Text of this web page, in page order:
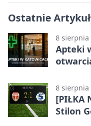
Ostatnie
8 sierpnia
Apteki
8 sierpnia
[PIŁKA
Stilon